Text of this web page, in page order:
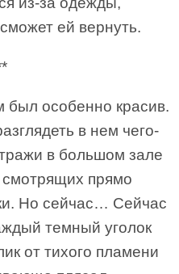
ей вернуть.
особенно красив.
в нем чего-
в большом зале
прямо
Но сейчас… Сейчас
темный уголок
от тихого пламени